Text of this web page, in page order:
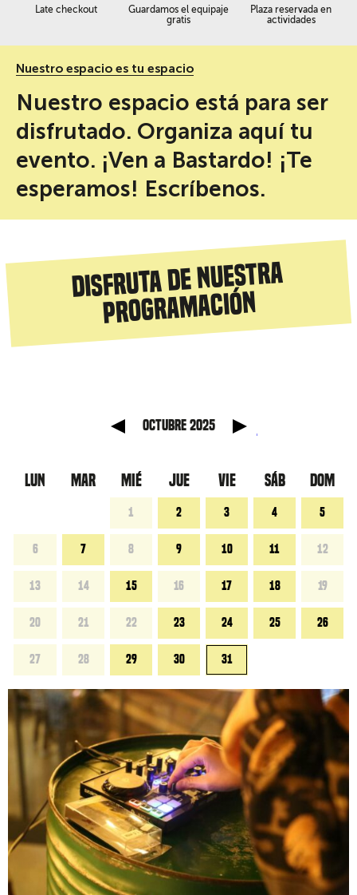
Late checkout
Guardamos el equipaje
gratis
Plaza reservada en
actividades
Nuestro espacio es tu espacio
Nuestro espacio está para ser
disfrutado. Organiza aquí tu
evento. ¡Ven a Bastardo! ¡Te
esperamos! Escríbenos.
Disfruta de nuestra
programación
octubre 2025
LUN MAR MIÉ JUE VIE SÁB DOM
1 2 3 4 5
6 7 8 9 10 11 12
13 14 15 16 17 18 19
20 21 22 23 24 25 26
27 28 29 30 31